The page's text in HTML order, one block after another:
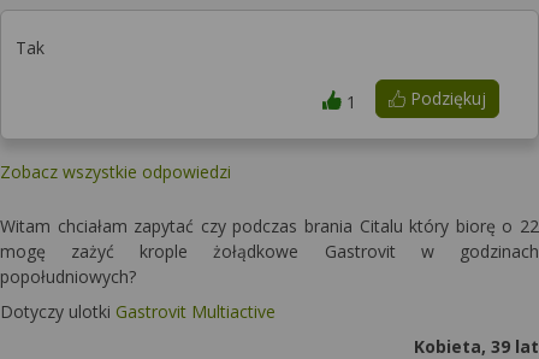
Tak
Podziękuj
1
Zobacz wszystkie odpowiedzi
Witam chciałam zapytać czy podczas brania Citalu który biorę o 22
mogę zażyć krople żołądkowe Gastrovit w godzinach
popołudniowych?
Dotyczy ulotki Gastrovit Multiactive
Kobieta, 39 lat